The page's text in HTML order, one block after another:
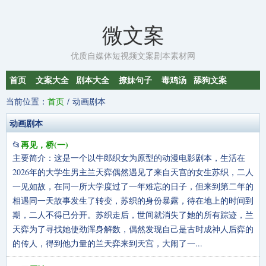
微文案
优质自媒体短视频文案剧本素材网
首页 文案大全 剧本大全 撩妹句子 毒鸡汤 舔狗文案
当前位置： 首页 动画剧本
动画剧本
📂再见，桥(一)
主要简介：这是一个以牛郎织女为原型的动漫电影剧本，生活在
2026年的大学生男主兰天弈偶然遇见了来自天宫的女生苏织，二人
一见如故，在同一所大学度过了一年难忘的日子，但来到第二年的
相遇同一天故事发生了转变，苏织的身份暴露，待在地上的时间到
期，二人不得已分开。苏织走后，世间就消失了她的所有踪迹，兰
天弈为了寻找她使劲浑身解数，偶然发现自己是古时成神人后弈的
的传人，得到他力量的兰天弈来到天宫，大闹了一...